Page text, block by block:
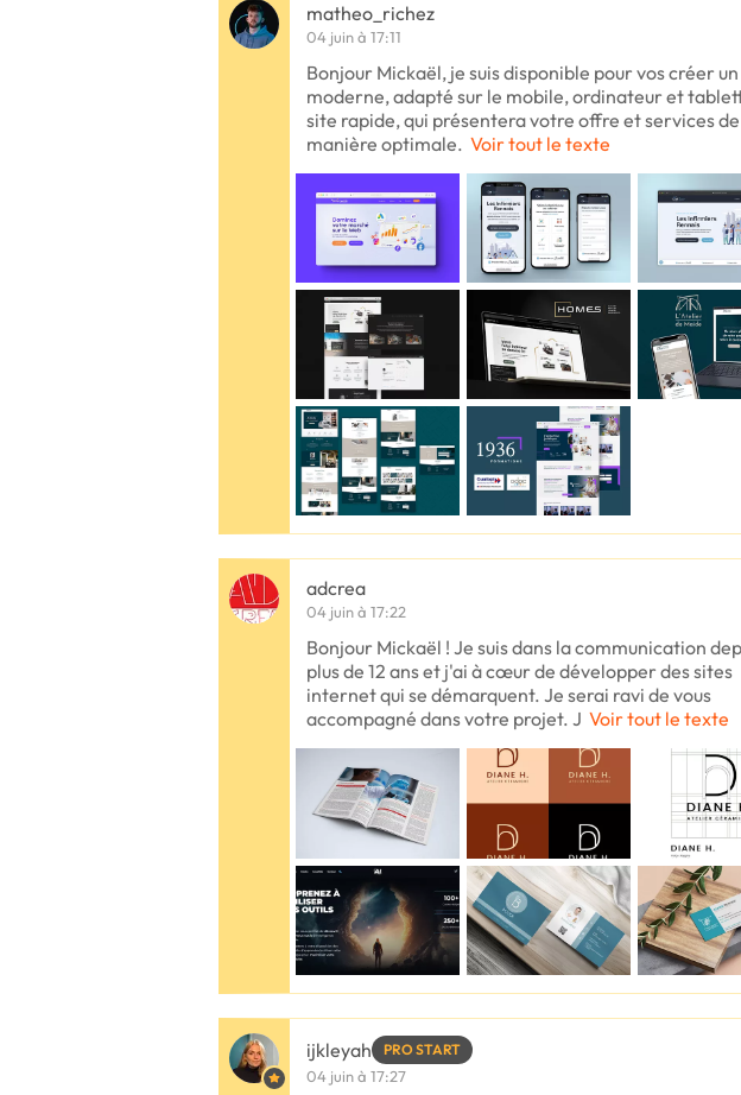
matheo_richez
04 juin à 17:11
Bonjour Mickaël, je suis disponible pour vos créer
moderne, adapté sur le mobile, ordinateur et
site rapide, qui présentera votre offre et services de
manière optimale. Voir tout le texte
adcrea
04 juin à 17:22
Bonjour Mickaël ! Je suis dans la communication
plus de 12 ans et j'ai à cœur de développer des sites
internet qui se démarquent. Je serai ravi de vous
accompagné dans votre projet. J Voir tout le texte
ijkleyah PRO START
04 juin à 17:27